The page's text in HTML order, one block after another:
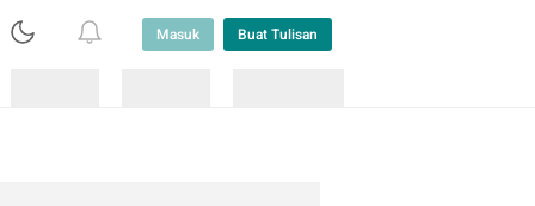
Masuk Buat Tulisan